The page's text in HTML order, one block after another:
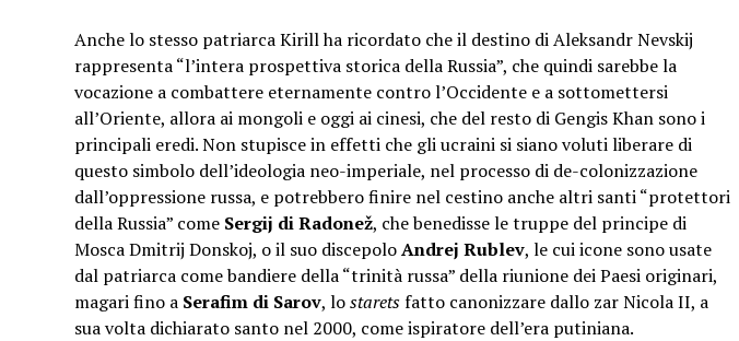
Anche lo stesso patriarca Kirill ha ricordato che il destino di Aleksandr Nevskij
rappresenta “l’intera prospettiva storica della Russia”, che quindi sarebbe la
vocazione a combattere eternamente contro l’Occidente e a sottomettersi
all’Oriente, allora ai mongoli e oggi ai cinesi, che del resto di Gengis Khan sono i
principali eredi. Non stupisce in effetti che gli ucraini si siano voluti liberare di
questo simbolo dell’ideologia neo-imperiale, nel processo di de-colonizzazione
dall’oppressione russa, e potrebbero finire nel cestino anche altri santi “protettori
della Russia” come Sergij di Radonež, che benedisse le truppe del principe di
Mosca Dmitrij Donskoj, o il suo discepoloAndrej Rublev, le cui icone sono usate
dal patriarca come bandiere della “trinità russa” della riunione dei Paesi originari,
magari fino a Serafim di Sarov, lostaretsfatto canonizzare dallo zar Nicola II, a
sua volta dichiarato santo nel 2000, come ispiratore dell’era putiniana.